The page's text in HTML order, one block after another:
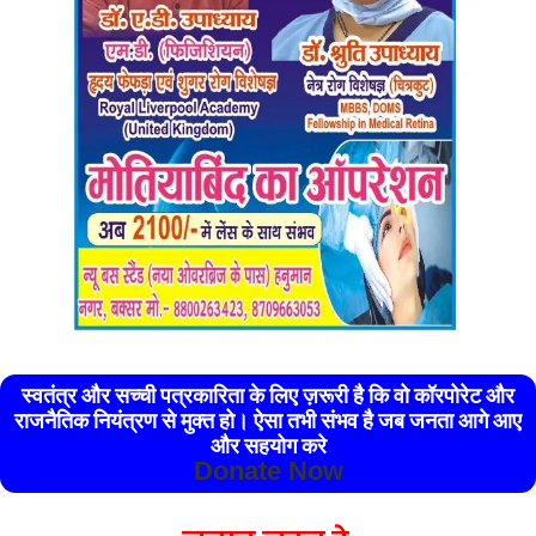
स्वतंत्र और सच्ची पत्रकारिता के लिए ज़रूरी है कि वो कॉरपोरेट और
राजनैतिक नियंत्रण से मुक्त हो। ऐसा तभी संभव है जब जनता आगे आए
और सहयोग करे
Donate Now